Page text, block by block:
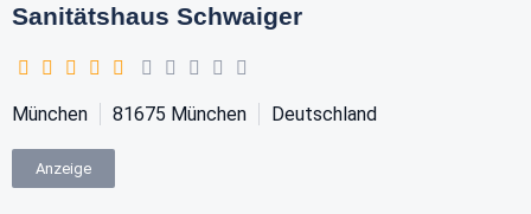
Sanitätshaus Schwaiger
München 81675 München Deutschland
Anzeige